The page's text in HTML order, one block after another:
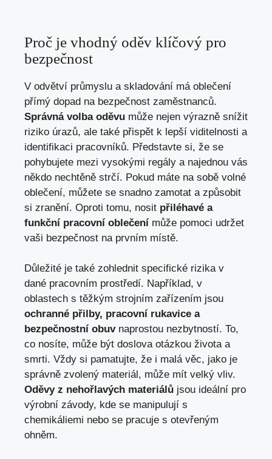
Proč je vhodný oděv klíčový pro
bezpečnost
V odvětví průmyslu a skladování má oblečení
přímý dopad na bezpečnost zaměstnanců.
Správná volba oděvu může nejen výrazně snížit
riziko úrazů, ale také přispět k lepší viditelnosti a
identifikaci pracovníků. Představte si, že se
pohybujete mezi vysokými regály a najednou vás
někdo nechtěně strčí. Pokud máte na sobě volné
oblečení, můžete se snadno zamotat a způsobit
si zranění. Oproti tomu, nosit přiléhavé a
funkční pracovní oblečení může pomoci udržet
vaši bezpečnost na prvním místě.
Důležité je také zohlednit specifické rizika v
dané pracovním prostředí. Například, v
oblastech s těžkým strojním zařízením jsou
ochranné přilby, pracovní rukavice a
bezpečnostní obuvnaprostou nezbytností. To,
co nosíte, může být doslova otázkou života a
smrti. Vždy si pamatujte, že i malá věc, jako je
správně zvolený materiál, může mít velký vliv.
Oděvy z nehořlavých materiálů jsou ideální pro
výrobní závody, kde se manipulují s
chemikáliemi nebo se pracuje s otevřeným
ohněm.